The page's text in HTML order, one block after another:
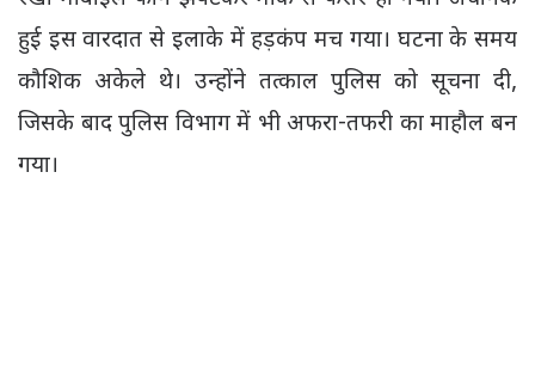
हुई इस वारदात से इलाके में हड़कंप मच गया। घटना के समय
कौशिक अकेले थे। उन्होंने तत्काल पुलिस को सूचना दी,
जिसके बाद पुलिस विभाग में भी अफरा-तफरी का माहौल बन
गया।